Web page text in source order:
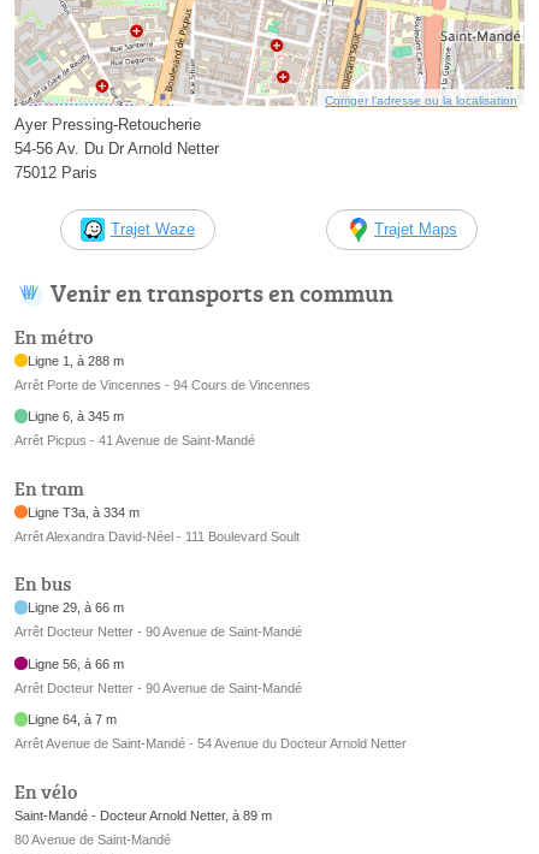
Corriger l’adresse ou la localisation
Ayer Pressing-Retoucherie
54-56 Av. Du Dr Arnold Netter
75012 Paris
Trajet Waze Trajet Maps
Venir en transports en commun
En métro
Ligne 1, à 288 m
Arrêt Porte de Vincennes - 94 Cours de Vincennes
Ligne 6, à 345 m
Arrêt Picpus - 41 Avenue de Saint-Mandé
En tram
Ligne T3a, à 334 m
Arrêt Alexandra David-Néel - 111 Boulevard Soult
En bus
Ligne 29, à 66 m
Arrêt Docteur Netter - 90 Avenue de Saint-Mandé
Ligne 56, à 66 m
Arrêt Docteur Netter - 90 Avenue de Saint-Mandé
Ligne 64, à 7 m
Arrêt Avenue de Saint-Mandé - 54 Avenue du Docteur Arnold Netter
En vélo
Saint-Mandé - Docteur Arnold Netter, à 89 m
80 Avenue de Saint-Mandé